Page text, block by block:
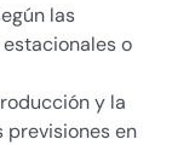
las
o
y la
previsiones en